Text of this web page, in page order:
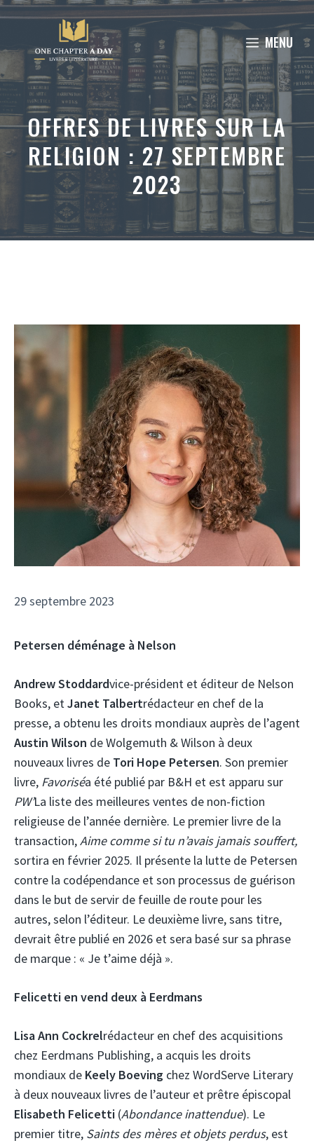
Aller
contenu
MENU
OFFRES DE LIVRES SUR LA
RELIGION : 27 SEPTEMBRE
2023
29 septembre 2023
Petersen déménage à Nelson
Andrew Stoddardvice-président et éditeur de Nelson
Books, etJanet Talbertrédacteur en chef de la
presse, a obtenu les droits mondiaux auprès de l’agent
Austin Wilson de Wolgemuth & Wilson à deux
nouveaux livres de Tori Hope Petersen. Son premier
livre, Favoriséa été publié par B&H et est apparu sur
PW’La liste des meilleures ventes de non-fiction
religieuse de l’année dernière. Le premier livre de la
transaction,Aime comme si tu n’avais jamais souffert,
sortira en février 2025. Il présente la lutte de Petersen
contre la codépendance et son processus de guérison
dans le but de servir de feuille de route pour les
autres, selon l’éditeur. Le deuxième livre, sans titre,
devrait être publié en 2026 et sera basé sur sa phrase
de marque : « Je t’aime déjà ».
Felicetti en vend deux à Eerdmans
Lisa Ann Cockrelrédacteur en chef des acquisitions
chez Eerdmans Publishing, a acquis les droits
mondiaux de Keely Boeving chez WordServe Literary
à deux nouveaux livres de l’auteur et prêtre épiscopal
Elisabeth Felicetti (Abondance inattendue). Le
premier titre, Saints des mères et objets perdus, est